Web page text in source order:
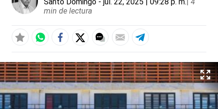
min de lectura